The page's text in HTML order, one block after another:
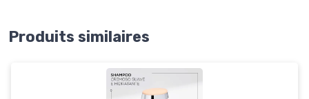
Produits similaires